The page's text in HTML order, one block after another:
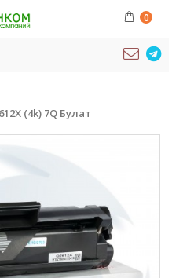
0
(4k) 7Q Булат